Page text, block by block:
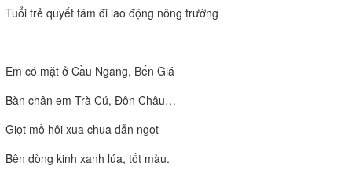
Tuổi trẻ quyết tâm đi lao động nông trường
Em có mặt ở Cầu Ngang, Bến Giá
Bàn chân em Trà Cú, Đôn Châu…
Giọt mồ hôi xua chua dẫn ngọt
Bên dòng kinh xanh lúa, tốt màu.